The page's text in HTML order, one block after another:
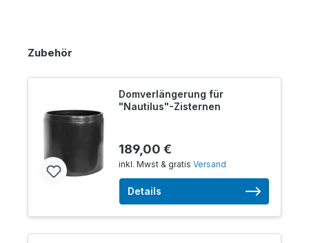
Zubehör
Domverlängerung für
"Nautilus"-Zisternen
189,00 €
inkl. Mwst & gratis Versand
Details